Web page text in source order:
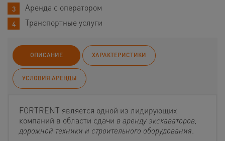
Аренда с оператором
Транспортные услуги
ОПИСАНИЕ ХАРАКТЕРИСТИКИ
УСЛОВИЯ АРЕНДЫ
FORTRENT является одной из лидирующих
компаний в области сдачи в аренду экскаваторов,
дорожной техники и строительного оборудования